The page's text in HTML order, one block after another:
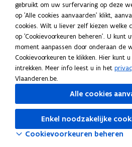
Indien dit niet lukt, wacht
Neem contact met
Heb je een vraag of opmerking?
Laat het ons weten
gebruikt om uw surfervaring op deze
op 'Alle cookies aanvaarden' klikt,
cookies. Wilt u liever zelf kiezen welke
op 'Cookievoorkeuren beheren'. U kunt
moment aanpassen door onderaan de
Cookievoorkeuren te klikken. Hier kunt
intrekken. Meer info leest u in het
Vlaanderen.be.
Alle cookies
Enkel noodzakelijke
Cookievoorkeuren beheren